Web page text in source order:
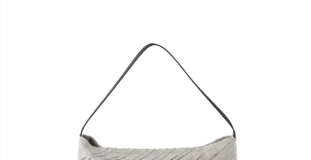
（綿80%、ポリエステル15%、
（綿80%、ポリエステル15%、